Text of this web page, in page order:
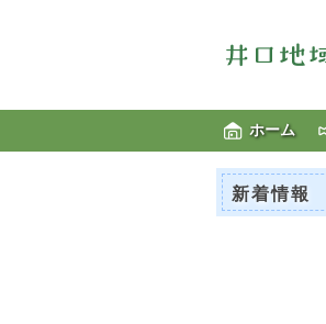
ホーム
新着情報